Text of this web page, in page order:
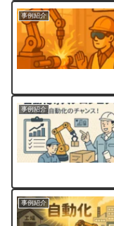
事例紹介
事例紹介
事例紹介